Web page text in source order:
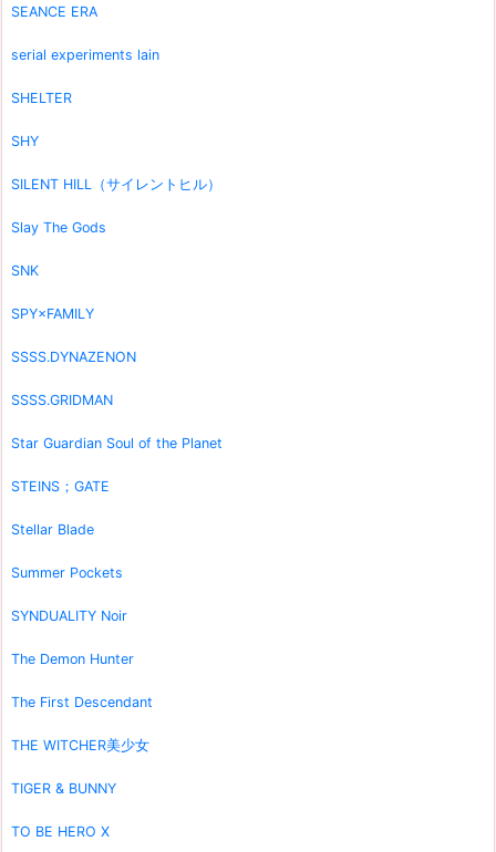
SEANCE ERA
serial experiments lain
SHELTER
SHY
SILENT HILL（サイレントヒル）
Slay The Gods
SNK
SPY×FAMILY
SSSS.DYNAZENON
SSSS.GRIDMAN
Star Guardian Soul of the Planet
STEINS；GATE
Stellar Blade
Summer Pockets
SYNDUALITY Noir
The Demon Hunter
The First Descendant
THE WITCHER美少女
TIGER & BUNNY
TO BE HERO X